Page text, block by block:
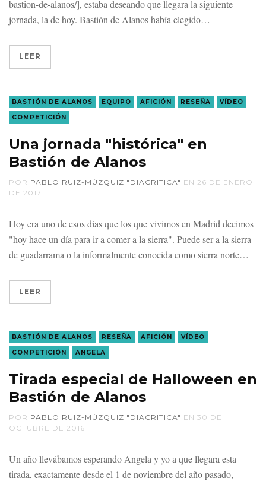
bastion-de-alanos/], estaba deseando que llegara la siguiente
jornada, la de hoy. Bastión de Alanos había elegido
LEER
BASTIÓN DE ALANOS EQUIPO AFICIÓN RESEÑA
VÍDEO
COMPETICIÓN
Una jornada "histórica" en
Bastión de Alanos
POR PABLO RUIZ-MÚZQUIZ "DIACRITICA" EN 26 DE ENERO
DE 2017
Hoy era uno de esos días que los que vivimos en Madrid decimos
"hoy hace un día para ir a comer a la sierra". Puede ser a la sierra
de guadarrama o la informalmente conocida como sierra norte
LEER
BASTIÓN DE ALANOS RESEÑA AFICIÓN
VÍDEO
COMPETICIÓN
ANGELA
Tirada especial de Halloween en
Bastión de Alanos
POR PABLO RUIZ-MÚZQUIZ "DIACRITICA" EN 30 DE
OCTUBRE DE 2016
Un año llevábamos esperando Angela y yo a que llegara esta
tirada, exactamente desde el 1 de noviembre del año pasado,